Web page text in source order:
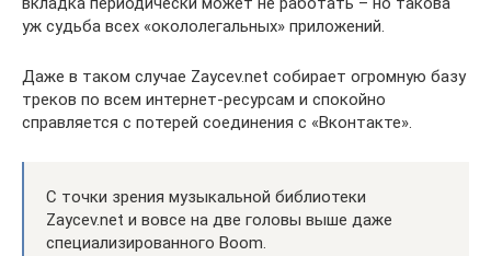
уж судьба всех «окололегальных» приложений.
Даже в таком случае Zaycev.net собирает огромную базу
треков по всем интернет-ресурсам и спокойно
справляется с потерей соединения с «Вконтакте».
С точки зрения музыкальной библиотеки
Zaycev.net и вовсе на две головы выше даже
специализированного Boom.